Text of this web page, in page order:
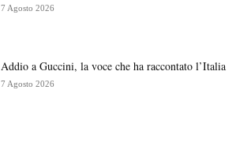
7 Agosto 2026
Addio a Guccini, la voce che ha raccontato l’Italia
7 Agosto 2026